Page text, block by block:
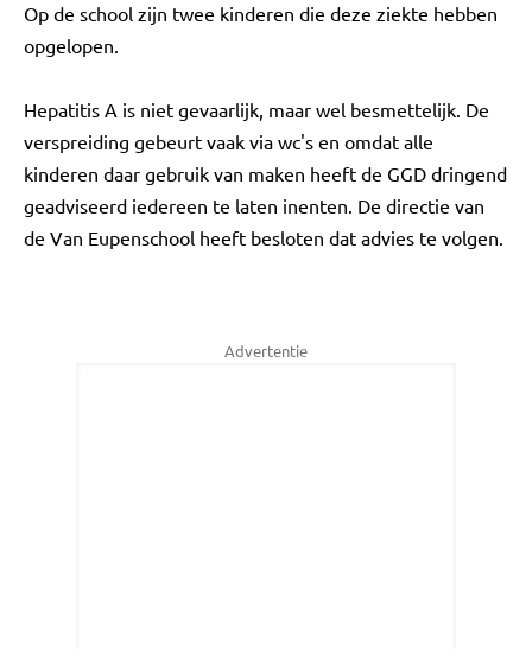
Op de school zijn twee kinderen die deze ziekte hebben
opgelopen.
Hepatitis A is niet gevaarlijk, maar wel besmettelijk. De
verspreiding gebeurt vaak via wc's en omdat alle
kinderen daar gebruik van maken heeft de GGD dringend
geadviseerd iedereen te laten inenten. De directie van
de Van Eupenschool heeft besloten dat advies te volgen.
Advertentie